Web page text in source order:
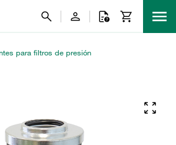
para filtros de presión